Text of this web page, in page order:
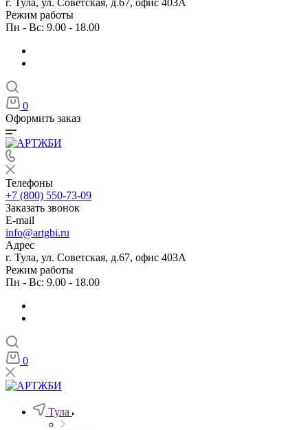
г. Тула, ул. Советская, д.67, офис 403А
Режим работы
Пн - Вс: 9.00 - 18.00
0
Оформить заказ
Телефоны
+7 (800) 550-73-09
Заказать звонок
E-mail
info@artgbi.ru
Адрес
г. Тула, ул. Советская, д.67, офис 403А
Режим работы
Пн - Вс: 9.00 - 18.00
0
Тула